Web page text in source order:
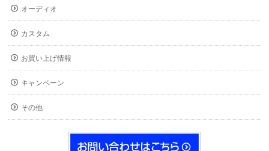
オーディオ
カスタム
お買い上げ情報
キャンペーン
その他